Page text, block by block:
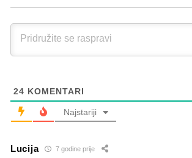
24 KOMENTARI
Najstariji
Lucija 7 godine prije